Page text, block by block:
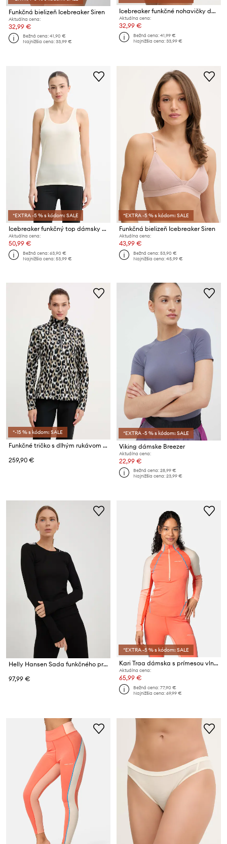
Funkčná bielizeň Icebreaker Siren
Aktuálna cena:
32,99 €
Bežná cena:41,90 €
Najnižšia cena:33,99 €
Icebreaker funkčné nohavičky dámske s meríno vlnou Mer 125 Cool-Lite Sprite Hipster
Aktuálna cena:
32,99 €
Bežná cena:41,99 €
Najnižšia cena:33,99 €
*EXTRA -5 % s kódom: SALE
Icebreaker funkčný top dámsky vlnený Siren
Aktuálna cena:
50,99 €
Bežná cena:63,90 €
Najnižšia cena:53,99 €
*EXTRA -5 % s kódom: SALE
Funkčná bielizeň Icebreaker Siren
Aktuálna cena:
43,99 €
Bežná cena:53,90 €
Najnižšia cena:45,99 €
*-15 % s kódom: SALE
Funkčné tričko s dlhým rukávom Fusalp Orion Leopard
259,90 €
*EXTRA -5 % s kódom: SALE
Viking dámske Breezer
Aktuálna cena:
22,99 €
Bežná cena:28,99 €
Najnižšia cena:23,99 €
Helly Hansen Sada funkčného prádla Comfort
97,99 €
*EXTRA -5 % s kódom: SALE
Kari Traa dámska s prímesou vlny Alma
Aktuálna cena:
65,99 €
Bežná cena:77,90 €
Najnižšia cena:69,99 €